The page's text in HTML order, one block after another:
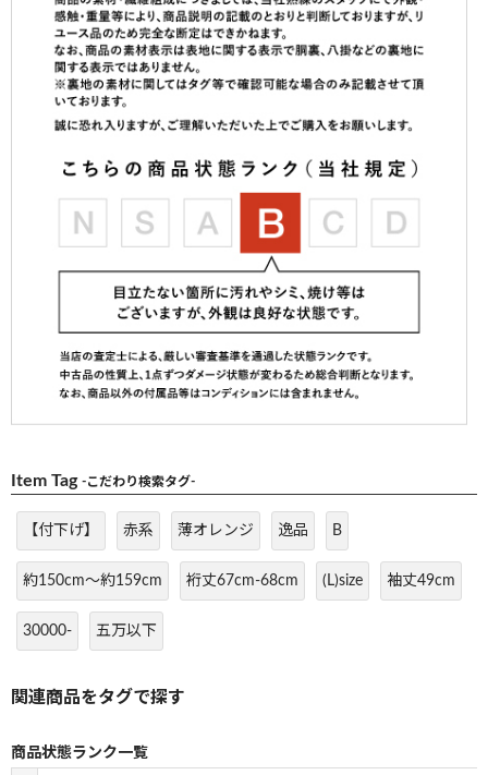
Item Tag -こだわり検索タグ-
【付下げ】 赤系 薄オレンジ 逸品 B
約150cm～約159cm 裄丈67cm-68cm (L)size 袖丈49cm
30000- 五万以下
商品状態ランク一覧